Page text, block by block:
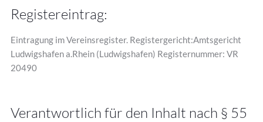
Registereintrag:
Eintragung im Vereinsregister. Registergericht:Amtsgericht
Ludwigshafen a.Rhein (Ludwigshafen) Registernummer: VR
20490
Verantwortlich für den Inhalt nach § 55